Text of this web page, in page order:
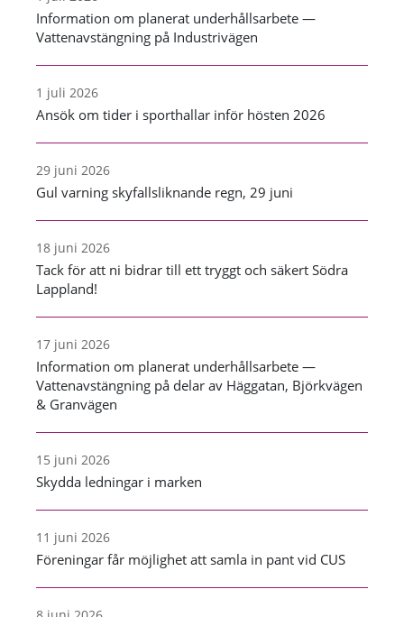
Information om planerat underhållsarbete —
Vattenavstängning på Industrivägen
1 juli 2026
Ansök om tider i sporthallar inför hösten 2026
29 juni 2026
Gul varning skyfallsliknande regn, 29 juni
18 juni 2026
Tack för att ni bidrar till ett tryggt och säkert Södra
Lappland!
17 juni 2026
Information om planerat underhållsarbete —
Vattenavstängning på delar av Häggatan, Björkvägen
& Granvägen
15 juni 2026
Skydda ledningar i marken
11 juni 2026
Föreningar får möjlighet att samla in pant vid CUS